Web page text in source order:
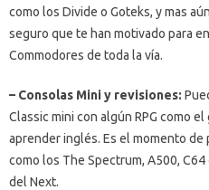
como los Divide o Goteks, y mas
seguro que te han motivado para
Commodores de toda la vía.
– Consolas Mini y revisiones:
Classic mini con algún RPG como
aprender inglés. Es el momento
como los The Spectrum, A500,
del Next.